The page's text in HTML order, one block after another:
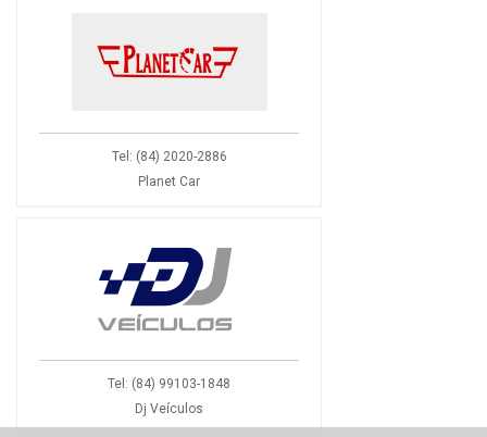
Tel: (84) 2020-2886
Planet Car
Tel: (84) 99103-1848
Dj Veículos